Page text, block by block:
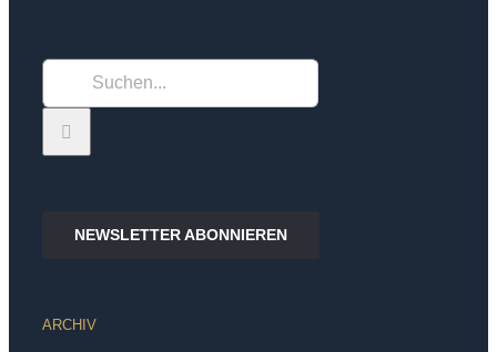
nach:
NEWSLETTER ABONNIEREN
ARCHIV